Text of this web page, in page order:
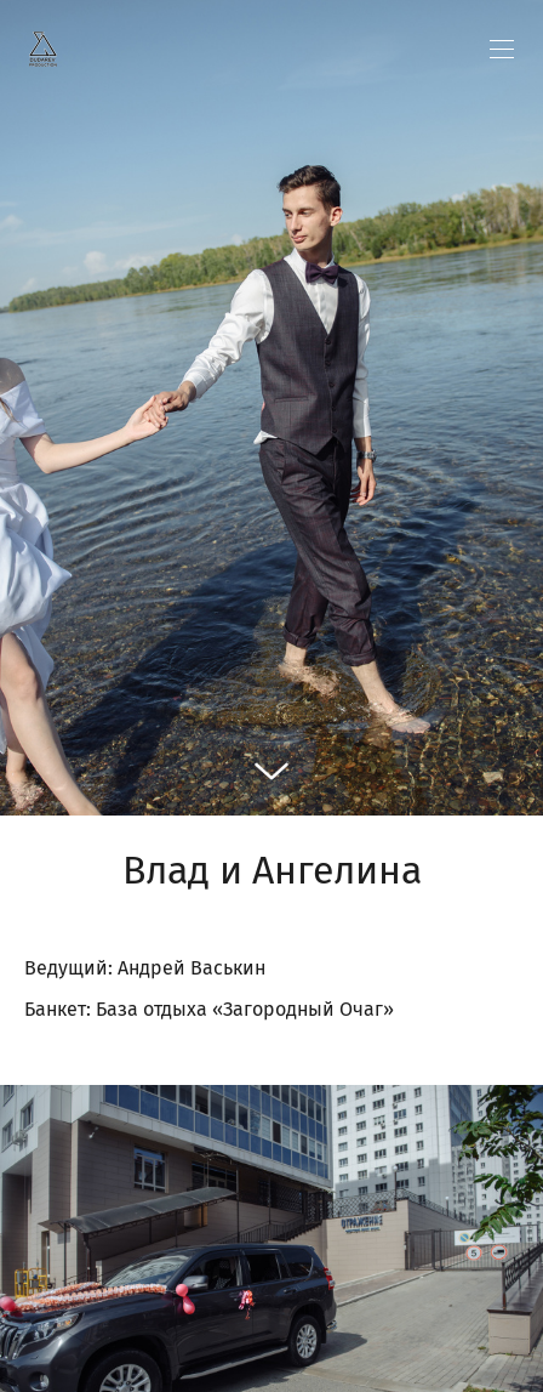
Влад и Ангелина
Ведущий: Андрей Васькин
Банкет: База отдыха «Загородный Очаг»